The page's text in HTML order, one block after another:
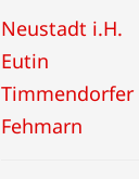
Neustadt i.H.
Eutin
Timmendorfer
Fehmarn